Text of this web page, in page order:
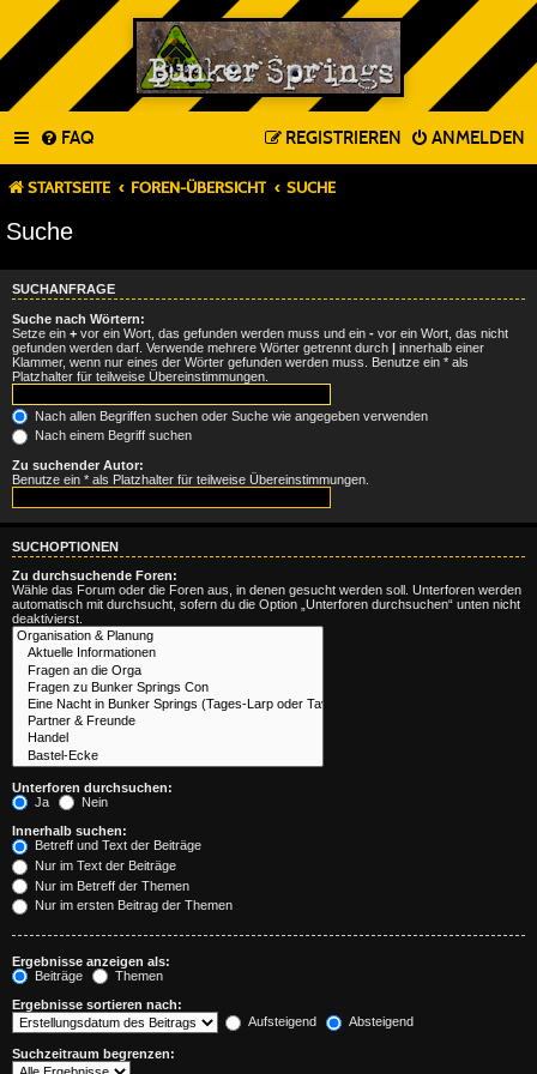
FAQ ANMELDEN
REGISTRIEREN
STARTSEITE FOREN-ÜBERSICHT SUCHE
Suche
SUCHANFRAGE
Suche nach Wörtern:
Setze ein + vor ein Wort, das gefunden werden muss und ein - vor ein Wort, das nicht
gefunden werden darf. Verwende mehrere Wörter getrennt durch | innerhalb einer
Klammer, wenn nur eines der Wörter gefunden werden muss. Benutze ein * als
Platzhalter für teilweise Übereinstimmungen.
Nach allen Begriffen suchen oder Suche wie angegeben verwenden
Nach einem Begriff suchen
Zu suchender Autor:
Benutze ein * als Platzhalter für teilweise Übereinstimmungen.
SUCHOPTIONEN
Zu durchsuchende Foren:
Wähle das Forum oder die Foren aus, in denen gesucht werden soll. Unterforen werden
automatisch mit durchsucht, sofern du die Option „Unterforen durchsuchen“ unten nicht
deaktivierst.
Unterforen durchsuchen:
Ja
Nein
Innerhalb suchen:
Betreff und Text der Beiträge
Nur im Text der Beiträge
Nur im Betreff der Themen
Nur im ersten Beitrag der Themen
Ergebnisse anzeigen als:
Beiträge
Themen
Ergebnisse sortieren nach:
Aufsteigend
Absteigend
Suchzeitraum begrenzen: